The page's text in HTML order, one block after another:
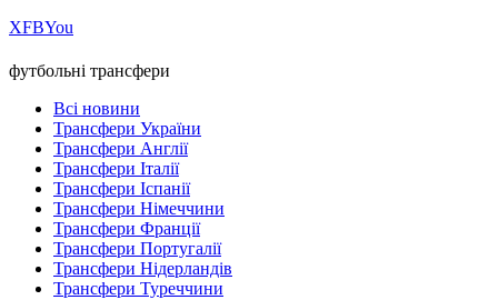
ХFBYou
футбольні трансфери
Всі новини
Трансфери України
Трансфери Англії
Трансфери Італії
Трансфери Іспанії
Трансфери Німеччини
Трансфери Франції
Трансфери Португалії
Трансфери Нідерландів
Трансфери Туреччини